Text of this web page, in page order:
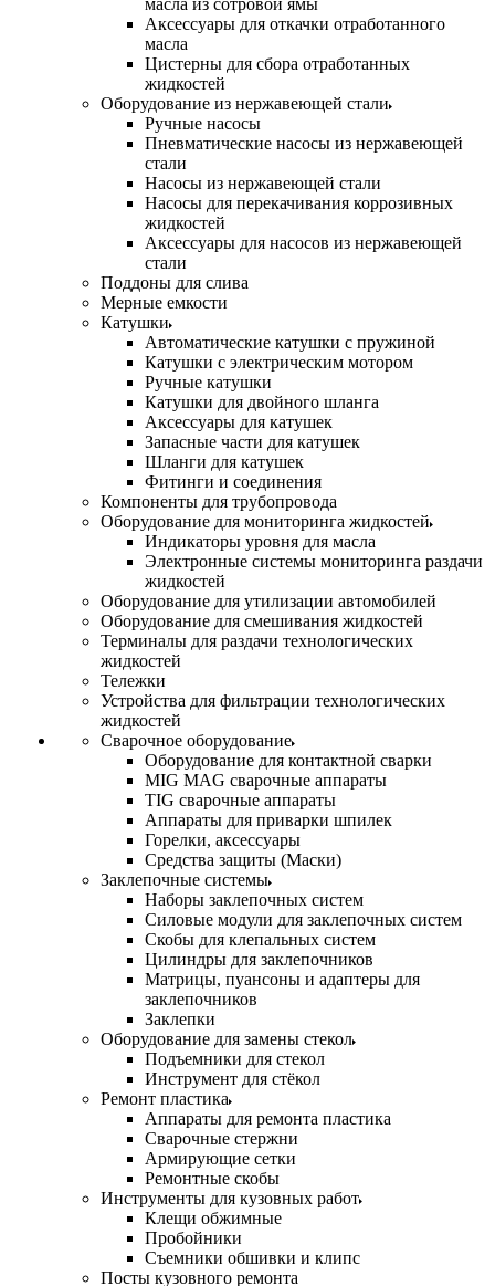
масла из сотровой ямы
Аксессуары для откачки отработанного
масла
Цистерны для сбора отработанных
жидкостей
Оборудование из нержавеющей стали
Ручные насосы
Пневматические насосы из нержавеющей
стали
Насосы из нержавеющей стали
Насосы для перекачивания коррозивных
жидкостей
Аксессуары для насосов из нержавеющей
стали
Поддоны для слива
Мерные емкости
Катушки
Автоматические катушки с пружиной
Катушки с электрическим мотором
Ручные катушки
Катушки для двойного шланга
Аксессуары для катушек
Запасные части для катушек
Шланги для катушек
Фитинги и соединения
Компоненты для трубопровода
Оборудование для мониторинга жидкостей
Индикаторы уровня для масла
Электронные системы мониторинга раздачи
жидкостей
Оборудование для утилизации автомобилей
Оборудование для смешивания жидкостей
Терминалы для раздачи технологических
жидкостей
Тележки
Устройства для фильтрации технологических
жидкостей
Сварочное оборудование
Оборудование для контактной сварки
MIG MAG сварочные аппараты
TIG сварочные аппараты
Аппараты для приварки шпилек
Горелки, аксессуары
Средства защиты (Маски)
Заклепочные системы
Наборы заклепочных систем
Силовые модули для заклепочных систем
Скобы для клепальных систем
Цилиндры для заклепочников
Матрицы, пуансоны и адаптеры для
заклепочников
Заклепки
Оборудование для замены стекол
Подъемники для стекол
Инструмент для стёкол
Ремонт пластика
Аппараты для ремонта пластика
Сварочные стержни
Армирующие сетки
Ремонтные скобы
Инструменты для кузовных работ
Клещи обжимные
Пробойники
Съемники обшивки и клипс
Посты кузовного ремонта